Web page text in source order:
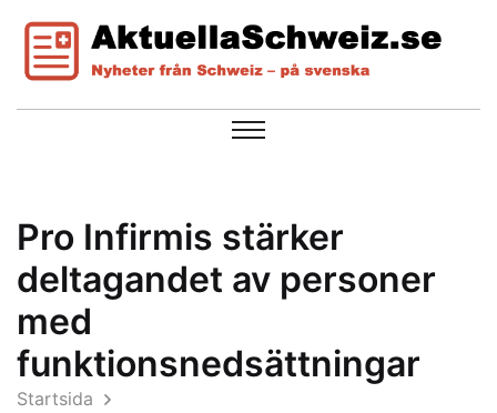
Pro Infirmis stärker
deltagandet av personer
med
funktionsnedsättningar
Startsida